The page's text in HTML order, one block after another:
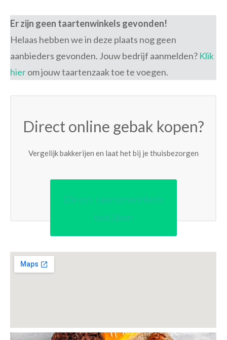
Er zijn geen taartenwinkels gevonden!
Helaas hebben we in deze plaats nog geen
aanbieders gevonden. Jouw bedrijf aanmelden? Klik
hierom jouw taartenzaak toe te voegen.
Direct online gebak kopen?
Vergelijk bakkerijen en laat het bij je thuisbezorgen
Direct taartenwinkels
bekijken